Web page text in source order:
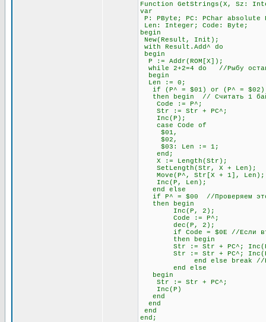
Function GetStrings(X, Sz:
var
P: PByte; PC: PChar absolute
Len: Integer; Code: Byte;
begin
New(Result, Init);
with Result.Add^ do
begin
P := Addr(ROM[X]);
while 2+2=4 do //Рыбу
begin
Len := 0;
if (P^ = $01) or (P^ = $02)
then begin // Считать 1
Code := P^;
Str := Str + PC^;
Inc(P);
case Code of
$01,
$02,
$03: Len := 1;
end;
X := Length(Str);
SetLength(Str, X + Len);
Move(P^, Str[X + 1], Len);
Inc(P, Len);
end else
if P^ = $00 //Проверяем
then begin
Inc(P, 2);
Code := P^;
dec(P, 2);
if Code = $0E //Если второй
then begin
Str := Str + PC^;
Str := Str + PC^;
end else break //Если
end else
begin
Str := Str + PC^;
Inc(P)
end
end
end
end;